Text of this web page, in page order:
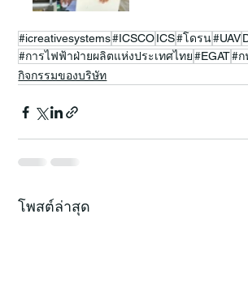
#icreativesystems#ICSCOICS#โดรน#UAV
#การไฟฟ้าฝ่ายผลิตแห่งประเทศไทย #EGAT#ก
กิจกรรมของบริษัท
โพสต์ล่าสุด